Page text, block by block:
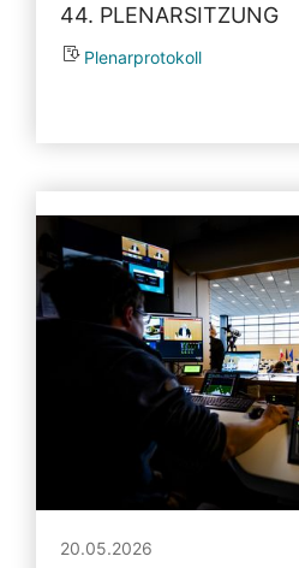
44. PLENARSITZUNG
Plenarprotokoll
20.05.2026